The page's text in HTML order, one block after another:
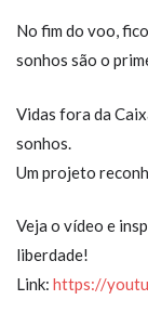
No fim do voo,
sonhos são o
Vidas fora da
sonhos.
Um projeto
Veja o vídeo e
liberdade!
Link: https://